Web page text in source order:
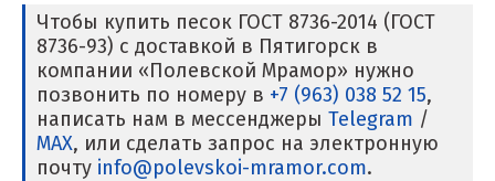
Лыткарино
Люберцы
М
Магнитогорск
Чтобы купить песок ГОСТ 8736-2014 (ГОСТ
8736-93) с доставкой в Пятигорск в
компании «Полевской Мрамор» нужно
позвонить по номеру в +7 (963) 038 52 15,
написать нам в мессенджеры Telegram /
MAX, или сделать запрос на электронную
почту info@polevskoi-mramor.com.